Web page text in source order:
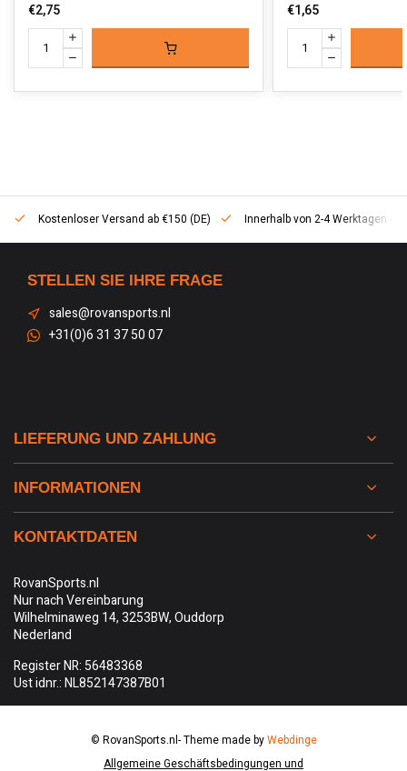
€2,75 €1,65
Kostenloser Versand ab €150 (DE) Innerhalb von 2-4 Werktagen
STELLEN SIE IHRE FRAGE
sales@rovansports.nl
+31(0)6 31 37 50 07
LIEFERUNG UND ZAHLUNG
INFORMATIONEN
KONTAKTDATEN
RovanSports.nl
Nur nach Vereinbarung
Wilhelminaweg 14, 3253BW, Ouddorp
Nederland
Register NR: 56483368
Ust idnr.: NL852147387B01
Allgemeine Geschäftsbedingungen und
© RovanSports.nl- Theme made byWebdinge